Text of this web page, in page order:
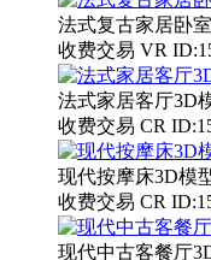
法式复古家居卧
收费交易 VR
法式家居客厅3D
收费交易 CR
现代按摩床3D模
收费交易 CR
现代中古客餐厅